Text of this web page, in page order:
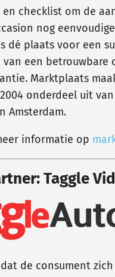
checklist om de
nog
dé plaats voor een
een betrouwbare
Marktplaats
onderdeel uit
Amsterdam.
informatie op
Taggle
de consument